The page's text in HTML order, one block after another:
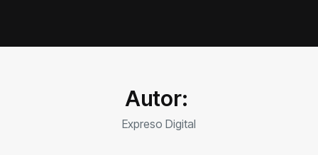
Autor:
Expreso Digital